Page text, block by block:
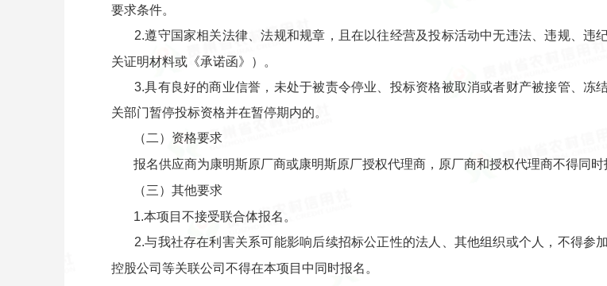
要求条件。
2.遵守国家相关法律、法规和规章，且在以往经营及投标活动中无违法、违规、违
关证明材料或《承诺函》）。
3.具有良好的商业信誉，未处于被责令停业、投标资格被取消或者财产被接管、冻
关部门暂停投标资格并在暂停期内的。
（二）资格要求
报名供应商为康明斯原厂商或康明斯原厂授权代理商，原厂商和授权代理商不得同
（三）其他要求
1.本项目不接受联合体报名。
2.与我社存在利害关系可能影响后续招标公正性的法人、其他组织或个人，不得
控股公司等关联公司不得在本项目中同时报名。